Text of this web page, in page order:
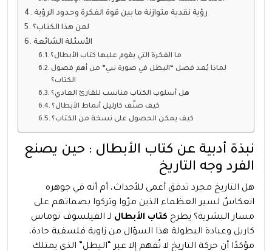
رؤية نقدية متوازنة ما بين قوة الفكرة وحدود الرؤية
لمن هذا الكتاب؟
الأسئلة الشائعة
ما الفكرة التي يقوم عليها كتاب الأبطال؟
لماذا يُعد فصل “البطل في صورة نبي” من أهم فصول
الكتاب؟
هل أسلوب الكتاب مناسب للقارئ العادي؟
كيف صنّف كارليل أنماط الأبطال؟
كيف يمكن الحصول على نسخة من الكتاب؟
نبذة أدبية عن كتاب الأبطال : حين يصنع
الفرد وجه التاريخ
هل التاريخ مجرد تدفق أعمى للأحداث، أم أنه في جوهره
انعكاسٌ لسير العظماء الذين مرّوا وتركوا بصماتهم على
مسار البشرية؟ يطرح كتاب الأبطال لـ الفيلسوف توماس
كاريل وعبادة البطولة هذا السؤال من زاوية فلسفية حادة،
مؤكدًا أن حركة التاريخ لا تُفهم إلا عبر “البطل” الذي يمتلك